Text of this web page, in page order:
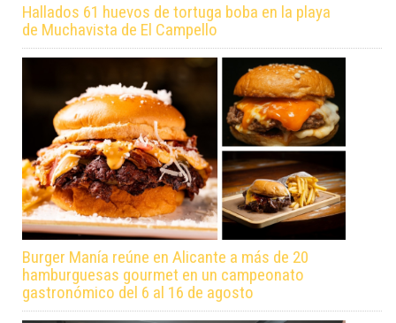
Hallados 61 huevos de tortuga boba en la playa
de Muchavista de El Campello
Burger Manía reúne en Alicante a más de 20
hamburguesas gourmet en un campeonato
gastronómico del 6 al 16 de agosto